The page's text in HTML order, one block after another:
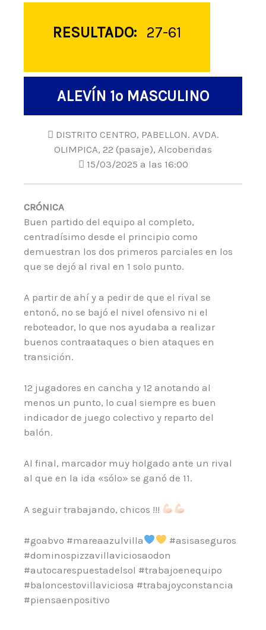
RESULTADO: 27-61
ALEVÍN 1º MASCULINO
DISTRITO CENTRO, PABELLON. AVDA.
OLIMPICA, 22 (pasaje), Alcobendas
15/03/2025 a las 16:00
CRÓNICA
Buen partido del equipo al completo,
centradísimo desde el principio como
demuestran los dos primeros parciales en los
que se dejó al rival en 1 solo punto.
A partir de ahí y a pedir de que el rival se
entonó, no se bajó el nivel ofensivo ni el
reboteador, lo que nos ayudaba a realizar
buenos contraataques o bien ataques en
transición.
12 jugadores en cancha y 12 anotando al
menos un punto, lo cual siempre es buen
indicador de juego colectivo y reparto del
balón.
Al final, marcador muy holgado ante un rival
al que en la ida «sólo» se ganó de 11.
A seguir trabajando, chicos !!!
#goabvo #mareaazulvilla
#asisaseguros
#dominospizzavillaviciosaodon
#autocarespuestadelsol #trabajoenequipo
#baloncestovillaviciosa #trabajoyconstancia
#piensaenpositivo